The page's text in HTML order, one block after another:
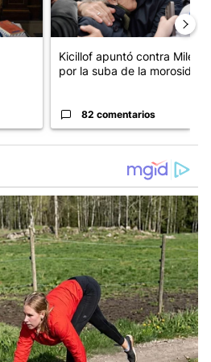
Kicillof apuntó contra Milei
por la suba de la morosida...
82 comentarios